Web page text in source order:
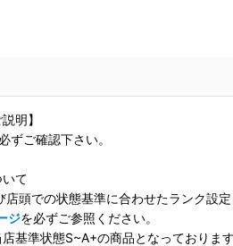
明】
ずご確認下さい。
いて
頭での状態基準に合わせたランク設定
ジを必ずご参照ください。
基準状態S~A+の商品となっております